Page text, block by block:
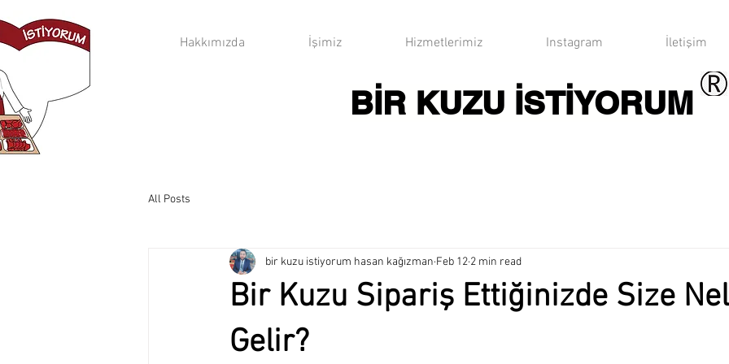
Hakkımızda İşimiz Hizmetlerimiz Instagram İletişim
BİR KUZU İSTİYORUM
All Posts
Bir Kuzu Sipariş Ettiğinizde Size
Gelir?
bir kuzu istiyorum hasan kağızman Feb 12 2 min read